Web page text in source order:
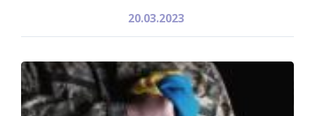
20.03.2023